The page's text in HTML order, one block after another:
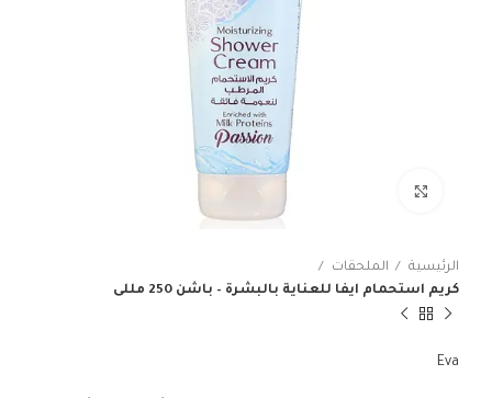
الرئيسية
الملحقات
كريم استحمام ايفا للعناية بالبشرة – باشن 250 مللى
Eva